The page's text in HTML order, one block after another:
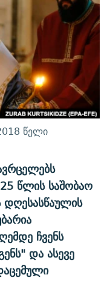
ᲐᲛᲑᲐᲕᲘ
წელი
წლის საშობაო
ჩვენს
და ასევე